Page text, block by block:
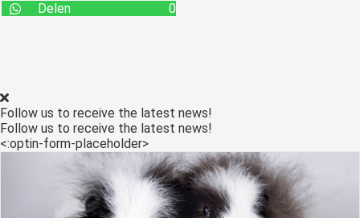
Delen
0
Follow us to receive the latest news!
Follow us to receive the latest news!
<:optin-form-placeholder>